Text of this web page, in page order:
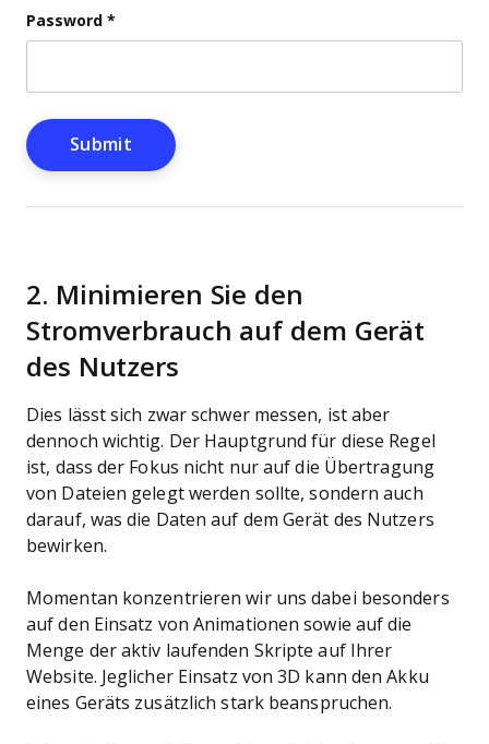
Password *
2. Minimieren Sie den
Stromverbrauch auf dem Gerät
des Nutzers
Dies lässt sich zwar schwer messen, ist aber
dennoch wichtig. Der Hauptgrund für diese Regel
ist, dass der Fokus nicht nur auf die Übertragung
von Dateien gelegt werden sollte, sondern auch
darauf, was die Daten auf dem Gerät des Nutzers
bewirken.
Momentan konzentrieren wir uns dabei besonders
auf den Einsatz von Animationen sowie auf die
Menge der aktiv laufenden Skripte auf Ihrer
Website. Jeglicher Einsatz von 3D kann den Akku
eines Geräts zusätzlich stark beanspruchen.